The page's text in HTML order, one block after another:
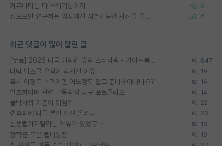
커뮤니티는 다 쓰레기통이지 6
정보보안 연구하는 입장에선 식별가능한 사진을 올리는건 비추이긴함 6
최근 댓글이 많이 달린 글
[무료] 2026 미국 대학원 유학 스타터팩 - 가이드북 & 합격자 컨택메일 템플릿 647
미박 탑스쿨 유학이 빡세진 이유 19
혹시 이정도 스펙이면 어느정도 잡고 준비해야하나요? 14
알츠하이머 관련 고등학생 탐구 포트폴리오 14
물박사의 기준이 뭐임? 22
랩홈피에 다들 본인 사진 올리냐 23
신생랩가지말라는 이유가 있었구나 16
장학금 모은 랩비통장 19